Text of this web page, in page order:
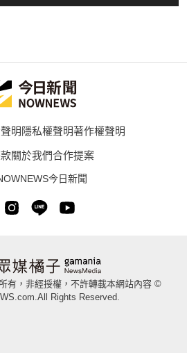
明隱私權聲明著作權聲明
關於我們合作提案
今日新聞
有，非經授權，不許轉載本網站內容 ©
Rights Reserved.